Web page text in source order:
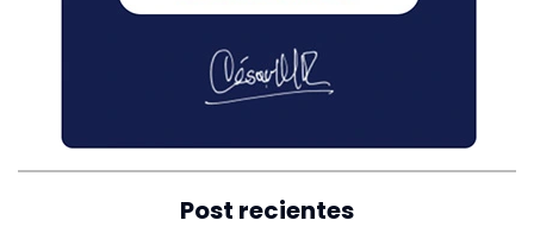
Post recientes